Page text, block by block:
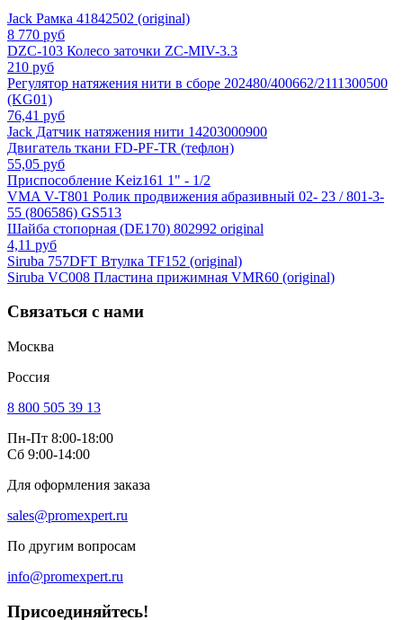
Jack Рамка 41842502 (original)
8 770 руб
DZC-103 Колесо заточки ZC-MIV-3.3
210 руб
Регулятор натяжения нити в сборе 202480/400662/2111300500
(KG01)
76,41 руб
Jack Датчик натяжения нити 14203000900
Двигатель ткани FD-PF-TR (тефлон)
55,05 руб
Приспособление Keiz161 1" - 1/2
VMA V-T801 Ролик продвижения абразивный 02- 23 / 801-3-
55 (806586) GS513
Шайба стопорная (DE170) 802992 original
4,11 руб
Siruba 757DFT Втулка TF152 (original)
Siruba VC008 Пластина прижимная VMR60 (original)
Связаться с нами
Москва
Россия
8 800 505 39 13
Пн-Пт 8:00-18:00
Сб 9:00-14:00
Для оформления заказа
sales@promexpert.ru
По другим вопросам
info@promexpert.ru
Присоединяйтесь!